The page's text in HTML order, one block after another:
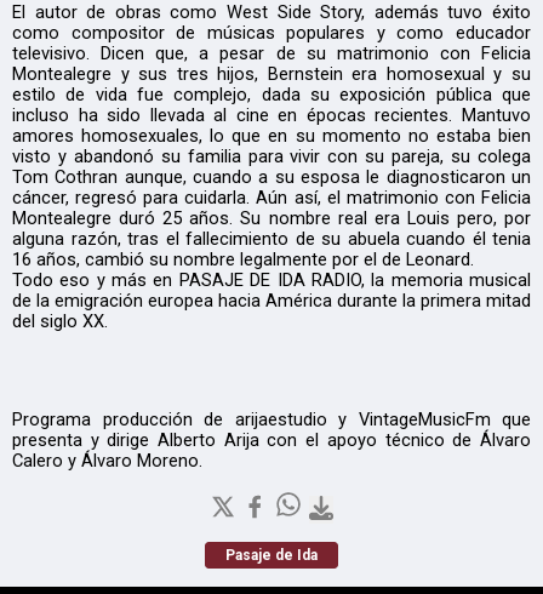
El autor de obras como West Side Story, además tuvo éxito
como compositor de músicas populares y como educador
televisivo. Dicen que, a pesar de su matrimonio con Felicia
Montealegre y sus tres hijos, Bernstein era homosexual y su
estilo de vida fue complejo, dada su exposición pública que
incluso ha sido llevada al cine en épocas recientes. Mantuvo
amores homosexuales, lo que en su momento no estaba bien
visto y abandonó su familia para vivir con su pareja, su colega
Tom Cothran aunque, cuando a su esposa le diagnosticaron un
cáncer, regresó para cuidarla. Aún así, el matrimonio con Felicia
Montealegre duró 25 años. Su nombre real era Louis pero, por
alguna razón, tras el fallecimiento de su abuela cuando él tenia
16 años, cambió su nombre legalmente por el de Leonard.
Todo eso y más en PASAJE DE IDA RADIO, la memoria musical
de la emigración europea hacia América durante la primera mitad
del siglo XX.
Programa producción de arijaestudio y VintageMusicFm que
presenta y dirige Alberto Arija con el apoyo técnico de Álvaro
Calero y Álvaro Moreno.
Pasaje de Ida